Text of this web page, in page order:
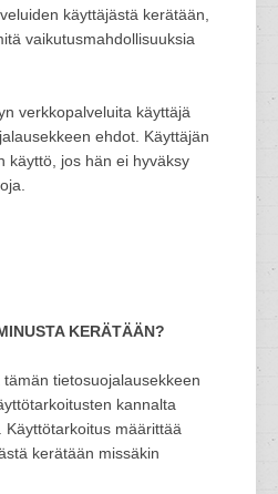
käyttäjästä kerätään,
vaikutusmahdollisuuksia
verkkopalveluita käyttäjä
ehdot. Käyttäjän
käyttö, jos hän ei hyväksy
KERÄTÄÄN?
tietosuojalausekkeen
kannalta
määrittää
kerätään missäkin